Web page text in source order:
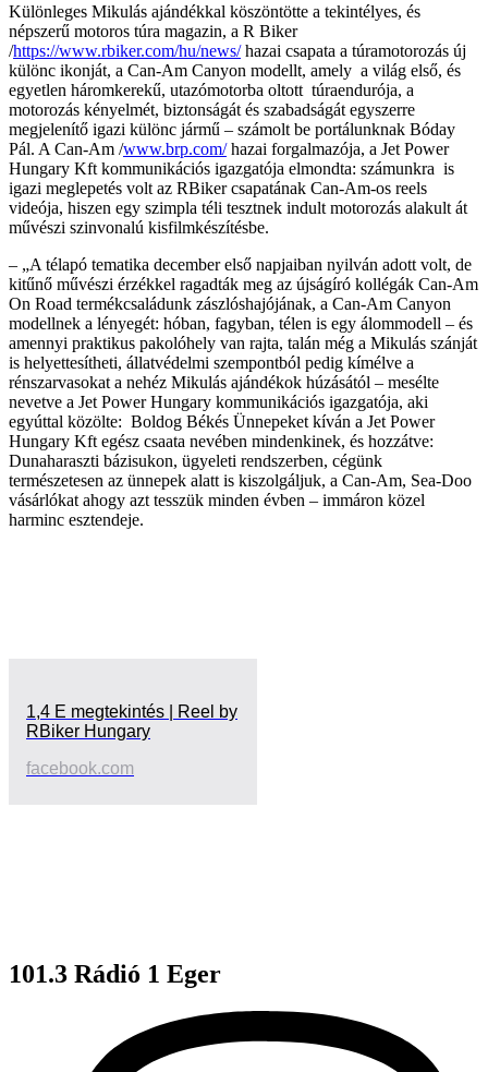
Különleges Mikulás ajándékkal köszöntötte a tekintélyes, és
népszerű motoros túra magazin, a R Biker
/https://www.rbiker.com/hu/news/hazai csapata a túramotorozás új
különc ikonját, a Can-Am Canyon modellt, amely a világ első, és
egyetlen háromkerekű, utazómotorba oltott túraendurója, a
motorozás kényelmét, biztonságát és szabadságát egyszerre
megjelenítő igazi különc jármű – számolt be portálunknak Bóday
Pál. A Can-Am /www.brp.com/hazai forgalmazója, a Jet Power
Hungary Kft kommunikációs igazgatója elmondta: számunkra is
igazi meglepetés volt az RBiker csapatának Can-Am-os reels
videója, hiszen egy szimpla téli tesztnek indult motorozás alakult át
művészi szinvonalú kisfilmkészítésbe.
– „A télapó tematika december első napjaiban nyilván adott volt, de
kitűnő művészi érzékkel ragadták meg az újságíró kollégák Can-Am
On Road termékcsaládunk zászlóshajójának, a Can-Am Canyon
modellnek a lényegét: hóban, fagyban, télen is egy álommodell – és
amennyi praktikus pakolóhely van rajta, talán még a Mikulás szánját
is helyettesítheti, állatvédelmi szempontból pedig kímélve a
rénszarvasokat a nehéz Mikulás ajándékok húzásától – mesélte
nevetve a Jet Power Hungary kommunikációs igazgatója, aki
egyúttal közölte: Boldog Békés Ünnepeket kíván a Jet Power
Hungary Kft egész csaata nevében mindenkinek, és hozzátve:
Dunaharaszti bázisukon, ügyeleti rendszerben, cégünk
természetesen az ünnepek alatt is kiszolgáljuk, a Can-Am, Sea-Doo
vásárlókat ahogy azt tesszük minden évben – immáron közel
harminc esztendeje.
1,4 E megtekintés | Reel by
RBiker Hungary
facebook.com
101.3 Rádió 1 Eger